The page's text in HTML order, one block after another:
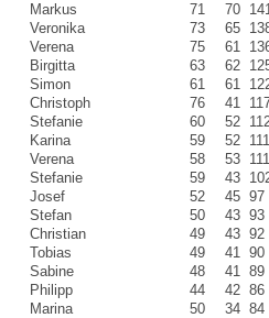
Markus 71 70
Veronika 73 65
Verena 75 61
Birgitta 63 62
Simon 61 61
Christoph 76 41
Stefanie 60 52
Karina 59 52
111
Verena 58 53
111
Stefanie 59 43
Josef 52 45 97
Stefan 50 43 93
Christian 49 43 92
Tobias 49 41
90
Sabine 48 41
89
Philipp 44 42 86
Marina 50 34 84